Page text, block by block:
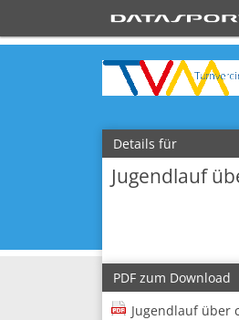
Details für
Jugendlauf
PDF zum Download
Jugendlauf über